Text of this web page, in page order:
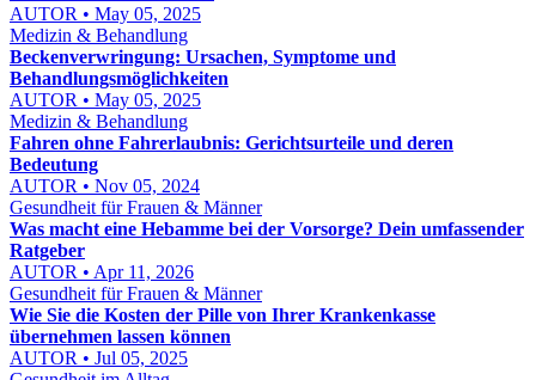
AUTOR • May 05, 2025
Medizin & Behandlung
Beckenverwringung: Ursachen, Symptome und
Behandlungsmöglichkeiten
AUTOR • May 05, 2025
Medizin & Behandlung
Fahren ohne Fahrerlaubnis: Gerichtsurteile und deren
Bedeutung
AUTOR • Nov 05, 2024
Gesundheit für Frauen & Männer
Was macht eine Hebamme bei der Vorsorge? Dein umfassender
Ratgeber
AUTOR • Apr 11, 2026
Gesundheit für Frauen & Männer
Wie Sie die Kosten der Pille von Ihrer Krankenkasse
übernehmen lassen können
AUTOR • Jul 05, 2025